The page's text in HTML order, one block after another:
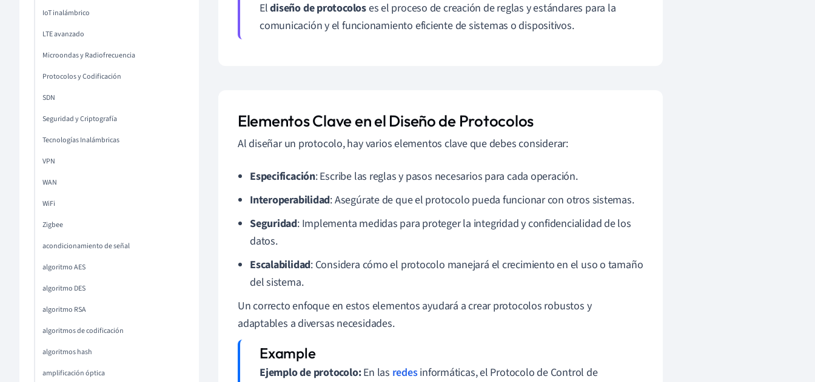
IoT inalámbrico
LTE avanzado
Microondas y Radiofrecuencia
Protocolos y Codificación
SDN
Seguridad y Criptografía
Tecnologías Inalámbricas
VPN
WAN
WiFi
Zigbee
acondicionamiento de señal
algoritmo AES
algoritmo DES
algoritmo RSA
algoritmos de codificación
algoritmos hash
amplificación óptica
Eldiseño de protocoloses el proceso de creación de reglas y estándares para la
comunicación y el funcionamiento eficiente de sistemas o dispositivos.
Elementos Clave en el Diseño de Protocolos
Al diseñar un protocolo, hay varios elementos clave que debes considerar:
Especificación: Escribe las reglas y pasos necesarios para cada operación.
Interoperabilidad: Asegúrate de que el protocolo pueda funcionar con otros sistemas.
Seguridad: Implementa medidas para proteger la integridad y confidencialidad de los
datos.
Escalabilidad: Considera cómo el protocolo manejará el crecimiento en el uso o tamaño
del sistema.
Un correcto enfoque en estos elementos ayudará a crear protocolos robustos y
adaptables a diversas necesidades.
Ejemplo de protocolo:En las redesinformáticas, el Protocolo de Control de